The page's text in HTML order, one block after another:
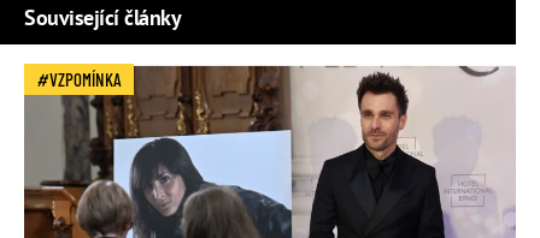
Související články
VZPOMÍNKA